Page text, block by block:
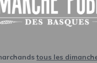
tous les